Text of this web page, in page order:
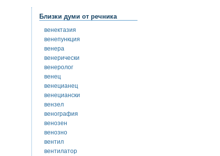
Близки думи от речника
венектазия
венепункция
венера
венерически
венеролог
венец
венецианец
венециански
вензел
венография
венозен
венозно
вентил
вентилатор